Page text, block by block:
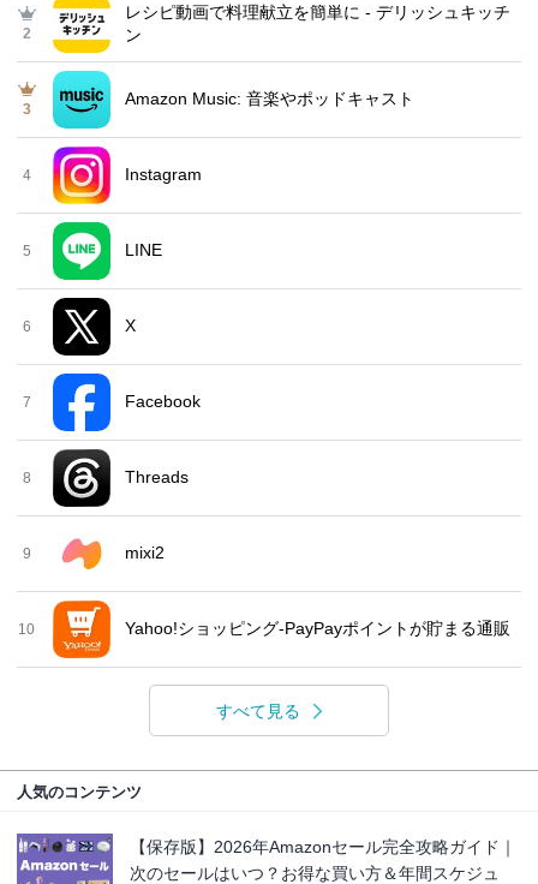
2
レシピ動画で料理献立を簡単‪に - デリッシュキッチ
ン
3
Amazon Music: 音楽やポッドキャスト
4 Instagram
5 LINE
6 X
7 Facebook
8 Threads
9 mixi2
10 Yahoo!ショッピング-PayPayポイントが貯まる通販
すべて見る
人気のコンテンツ
【保存版】2026年Amazonセール完全攻略ガイド｜
次のセールはいつ？お得な買い方＆年間スケジュ